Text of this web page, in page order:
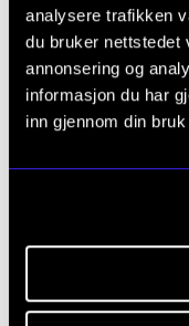
analysere trafikken
du bruker nettstedet
annonsering og
informasjon du har
inn gjennom din
OPPFØRINGSPRAKSIS
Marianne